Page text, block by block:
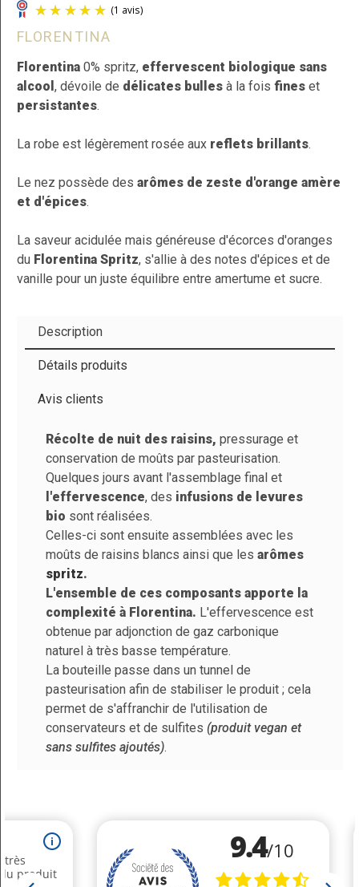
FLORENTINA
Florentina 0% spritz, effervescent biologique sans
alcool , dévoile de délicates bulles à la fois fines et
persistantes.
La robe est légèrement rosée aux reflets brillants.
Le nez possède des arômes de zeste d'orange amère
et d'épices.
La saveur acidulée mais généreuse d'écorces d'oranges
du Florentina Spritz, s'allie à des notes d'épices et de
vanille pour un juste équilibre entre amertume et sucre.
Description
Détails produits
Avis clients
Récolte de nuit des raisins, pressurage et
conservation de moûts par pasteurisation.
Quelques jours avant l'assemblage final et
l'effervescence, des infusions de levures
bio sont réalisées.
Celles-ci sont ensuite assemblées avec les
moûts de raisins blancs ainsi que les arômes
spritz.
L'ensemble de ces composants apporte la
complexité à Florentina. L'effervescence est
obtenue par adjonction de gaz carbonique
naturel à très basse température.
La bouteille passe dans un tunnel de
pasteurisation afin de stabiliser le produit ; cela
permet de s'affranchir de l'utilisation de
conservateurs et de sulfites (produit vegan et
sans sulfites ajoutés).
Marque Florentina
RéférencePFFLORE00-00027
En stock 169 Produits
Méthode De
Fabrication
Boisson non
Format 75 cl
Couleur Cocktail sans alcool
Température De
Garde
En dessous de 10°
Service
Arômes Spritz
Taux De Sucre 7,5 g / 100ml
VOIR
L'ATTESTATION
Contrôle & qualité
10/10
Trier par date décroissante
Aude R.
Publié le 7/3/26, 5:56 PM (Date de commande :
6/28/2026)
Je goûte ce soir avec mes invités